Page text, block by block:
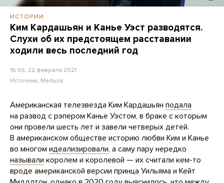
ИСТОРИИ
Ким Кардашьян и Канье Уэст разводятся.
Слухи об их предстоящем расставании
ходили весь последний год
16:56, 22 февраля 2021
Источник: Meduza
Американская телезвезда Ким Кардашьян подала
на развод с рэпером Канье Уэстом, в браке с которым
они провели шесть лет и завели четверых детей.
В американском обществе историю любви Ким и Канье
во многом идеализировали, а саму пару нередко
называли королем и королевой — их считали кем-то
вроде американской версии принца Уильяма и Кейт